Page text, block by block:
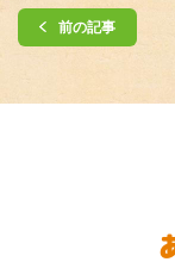
前の記事